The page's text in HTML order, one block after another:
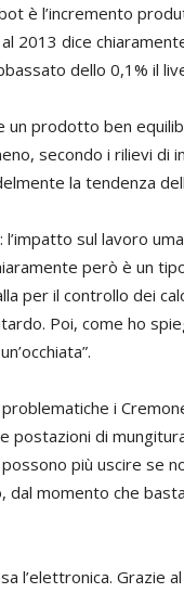
è l’incremento
2013 dice
dello 0,1% il
un prodotto ben
secondo i rilievi di
la tendenza
sul lavoro
però è un
per il controllo dei
Poi, come ho
i
postazioni di
più uscire se
dal momento che
l’elettronica. Grazie